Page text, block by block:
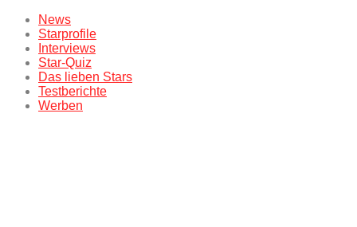
News
Starprofile
Interviews
Star-Quiz
Das lieben Stars
Testberichte
Werben